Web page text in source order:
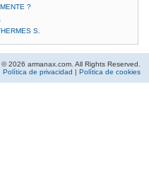
?
S.
© 2026 armanax.com. All Rights Reserved.
Política de privacidad Política de cookies